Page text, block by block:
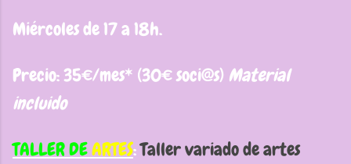
Miércoles de 17 a 18h.
Precio: 35€/mes* (30€ soci@s) Material
incluido
TALLER DEARTES:Taller variado de artes